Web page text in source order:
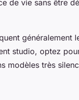
de vie sans être
généralement
studio, optez
modèles très